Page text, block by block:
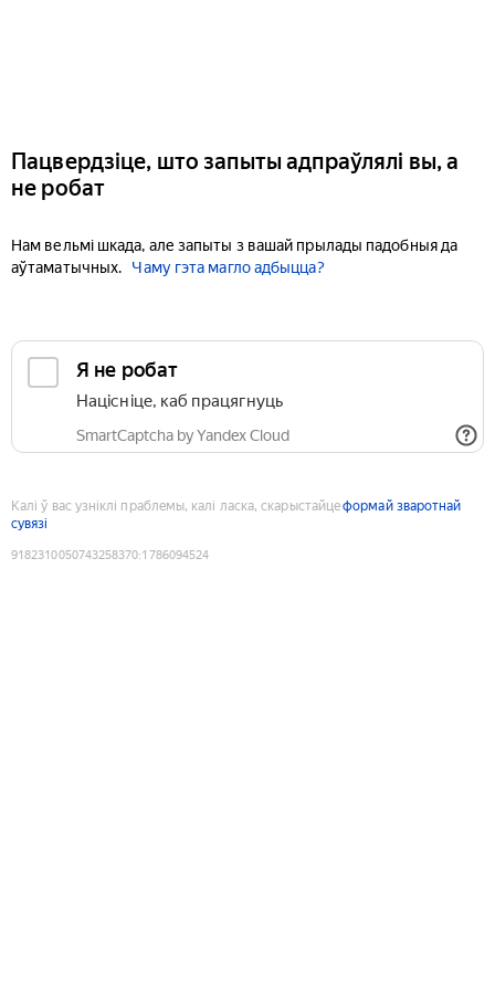
Пацвердзіце, што запыты адпраўлялі вы, а
не робат
Нам вельмі шкада, але запыты з вашай прылады падобныя да
аўтаматычных.
Чаму гэта магло адбыцца?
Я не робат
Націсніце, каб працягнуць
SmartCaptcha by Yandex Cloud
Калі ў вас узніклі праблемы, калі ласка, скарыстайцеформай зваротнай
сувязі
9182310050743258370:1786094524